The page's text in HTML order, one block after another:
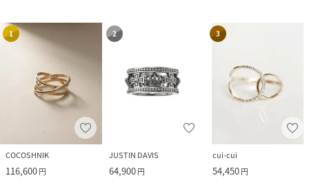
1
COCOSHNIK
116,600円
2
JUSTIN DAVIS
64,900円
3
cui-cui
54,450円